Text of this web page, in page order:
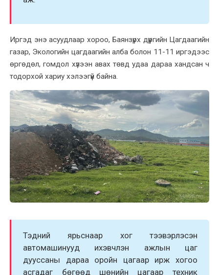
Иргэд энэ асуудлаар хороо, Баянзүрх дүүргийн Цагдаагийн
газар, Экологийн цагдаагийн алба болон 11-11 иргэдээс
өргөдөл, гомдол хүлээн авах төвд удаа дараа хандсан ч
тодорхой хариу хэлээгүй байна.
Тэдний ярьснаар хог тээвэрлэсэн
автомашинууд ихэвчлэн ажлын цаг
дууссаны дараа оройн цагаар ирж хогоо
асгадаг бөгөөд шөнийн цагаар техник